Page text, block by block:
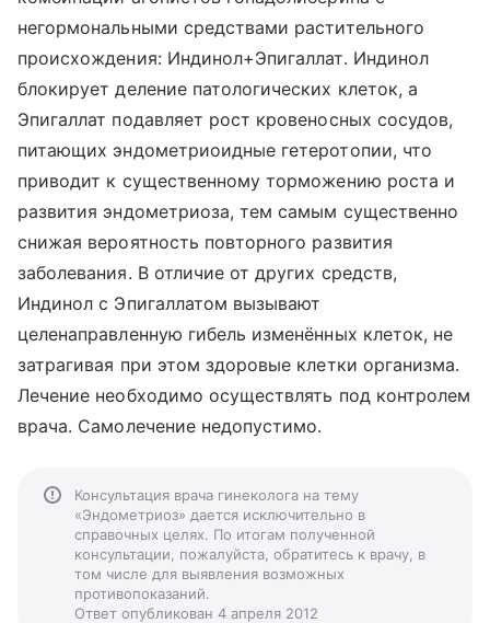
негормональными средствами растительного
происхождения: Индинол+Эпигаллат. Индинол
блокирует деление патологических клеток, а
Эпигаллат подавляет рост кровеносных сосудов,
питающих эндометриоидные гетеротопии, что
приводит к существенному торможению роста и
развития эндометриоза, тем самым существенно
снижая вероятность повторного развития
заболевания. В отличие от других средств,
Индинол с Эпигаллатом вызывают
целенаправленную гибель изменённых клеток, не
затрагивая при этом здоровые клетки организма.
Лечение необходимо осуществлять под контролем
врача. Самолечение недопустимо.
Консультация врача гинеколога на тему
«Эндометриоз» дается исключительно в
справочных целях. По итогам полученной
консультации, пожалуйста, обратитесь к врачу, в
том числе для выявления возможных
противопоказаний.
Ответ опубликован 4 апреля 2012